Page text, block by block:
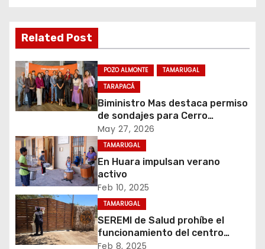
c
i
ó
n
e
e
n
t
Related Post
POZO ALMONTE
TAMARUGAL
TARAPACÁ
Biministro Mas destaca permiso
de sondajes para Cerro
Colorado
May 27, 2026
TAMARUGAL
En Huara impulsan verano
activo
Feb 10, 2025
TAMARUGAL
SEREMI de Salud prohíbe el
funcionamiento del centro
recreativo Tantakuy
Feb 8, 2025